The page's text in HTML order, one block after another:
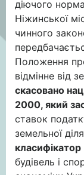
діючого
Ніжинської
чинного
Положення
відмінне від
скасовано
2000, який
ставок
земельної
класифікатор
будівель і